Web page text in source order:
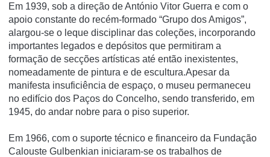
Em 1939, sob a direção de António Vitor Guerra e com o
apoio constante do recém-formado “Grupo dos Amigos”,
alargou-se o leque disciplinar das coleções, incorporando
importantes legados e depósitos que permitiram a
formação de secções artísticas até então inexistentes,
nomeadamente de pintura e de escultura.Apesar da
manifesta insuficiência de espaço, o museu permaneceu
no edifício dos Paços do Concelho, sendo transferido, em
1945, do andar nobre para o piso superior.
Em 1966, com o suporte técnico e financeiro da Fundação
Calouste Gulbenkian iniciaram-se os trabalhos de